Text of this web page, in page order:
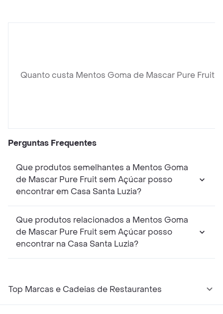
Quanto custa Mentos Goma de Mascar Pure Fruit
Perguntas Frequentes
Que produtos semelhantes a Mentos Goma
de Mascar Pure Fruit sem Açúcar posso
encontrar em Casa Santa Luzia?
Que produtos relacionados a Mentos Goma
de Mascar Pure Fruit sem Açúcar posso
encontrar na Casa Santa Luzia?
Top Marcas e Cadeias de Restaurantes